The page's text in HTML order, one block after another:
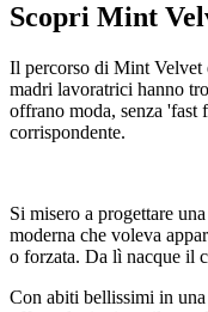
Scopri Mint
Il percorso di Mint Velvet
madri lavoratrici hanno
offrano moda, senza 'fast
corrispondente.
Si misero a progettare
moderna che voleva
o forzata. Da lì nacque il
Con abiti bellissimi in